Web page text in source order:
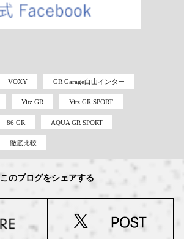
VOXY GR Garage白山インター
Vitz GR Vitz GR SPORT
86 GR AQUA GR SPORT
徹底比較
このブログをシェアする